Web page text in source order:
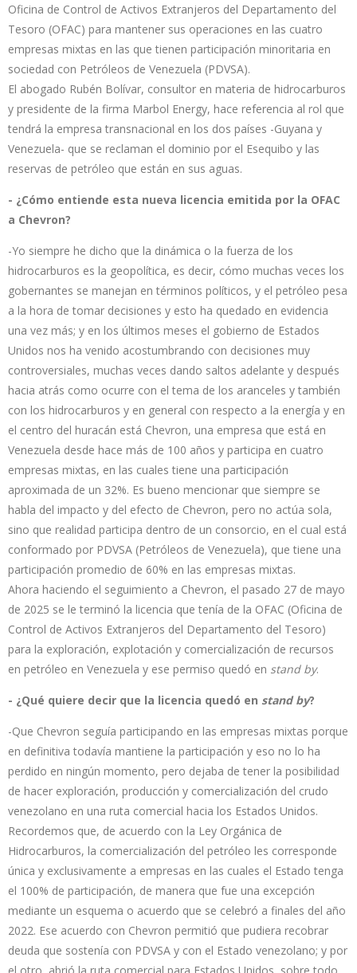
Oficina de Control de Activos Extranjeros del Departamento del
Tesoro (OFAC) para mantener sus operaciones en las cuatro
empresas mixtas en las que tienen participación minoritaria en
sociedad con Petróleos de Venezuela (PDVSA).
El abogado Rubén Bolívar, consultor en materia de hidrocarburos
y presidente de la firma Marbol Energy, hace referencia al rol que
tendrá la empresa transnacional en los dos países -Guyana y
Venezuela- que se reclaman el dominio por el Esequibo y las
reservas de petróleo que están en sus aguas.
- ¿Cómo entiende esta nueva licencia emitida por la OFAC
a Chevron?
-Yo siempre he dicho que la dinámica o la fuerza de los
hidrocarburos es la geopolítica, es decir, cómo muchas veces los
gobernantes se manejan en términos políticos, y el petróleo pesa
a la hora de tomar decisiones y esto ha quedado en evidencia
una vez más; y en los últimos meses el gobierno de Estados
Unidos nos ha venido acostumbrando con decisiones muy
controversiales, muchas veces dando saltos adelante y después
hacia atrás como ocurre con el tema de los aranceles y también
con los hidrocarburos y en general con respecto a la energía y en
el centro del huracán está Chevron, una empresa que está en
Venezuela desde hace más de 100 años y participa en cuatro
empresas mixtas, en las cuales tiene una participación
aproximada de un 32%. Es bueno mencionar que siempre se
habla del impacto y del efecto de Chevron, pero no actúa sola,
sino que realidad participa dentro de un consorcio, en el cual está
conformado por PDVSA (Petróleos de Venezuela), que tiene una
participación promedio de 60% en las empresas mixtas.
Ahora haciendo el seguimiento a Chevron, el pasado 27 de mayo
de 2025 se le terminó la licencia que tenía de la OFAC (Oficina de
Control de Activos Extranjeros del Departamento del Tesoro)
para la exploración, explotación y comercialización de recursos
en petróleo en Venezuela y ese permiso quedó en stand by.
- ¿Qué quiere decir que la licencia quedó en stand by?
-Que Chevron seguía participando en las empresas mixtas porque
en definitiva todavía mantiene la participación y eso no lo ha
perdido en ningún momento, pero dejaba de tener la posibilidad
de hacer exploración, producción y comercialización del crudo
venezolano en una ruta comercial hacia los Estados Unidos.
Recordemos que, de acuerdo con la Ley Orgánica de
Hidrocarburos, la comercialización del petróleo les corresponde
única y exclusivamente a empresas en las cuales el Estado tenga
el 100% de participación, de manera que fue una excepción
mediante un esquema o acuerdo que se celebró a finales del año
2022. Ese acuerdo con Chevron permitió que pudiera recobrar
deuda que sostenía con PDVSA y con el Estado venezolano; y por